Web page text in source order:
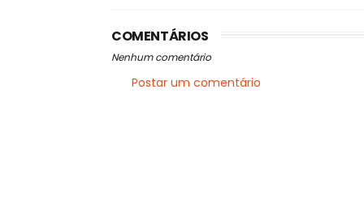
COMENTÁRIOS
Nenhum comentário
Postar um comentário